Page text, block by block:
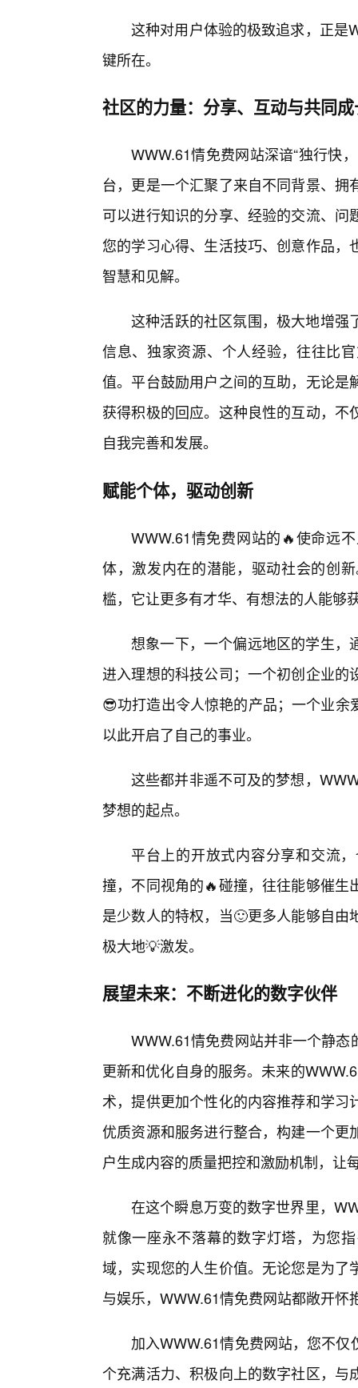
这种对用户体验的极致追求，正是
键所在。
社区的力量：分享、互动与共同
WWW.61情免费网站深谙“独行快
台，更是一个汇聚了来自不同背景、
可以进行知识的分享、经验的交流、
您的学习心得、生活技巧、创意作品
智慧和见解。
这种活跃的社区氛围，极大地增强
信息、独家资源、个人经验，往往比
值。平台鼓励用户之间的互助，无论
获得积极的回应。这种良性的互动，
自我完善和发展。
赋能个体，驱动创新
WWW.61情免费网站的🔥使命远
体，激发内在的潜能，驱动社会的创
槛，它让更多有才华、有想法的人能够
想象一下，一个偏远地区的学生，
进入理想的科技公司；一个初创企业
😎功打造出令人惊艳的产品；一个业
以此开启了自己的事业。
这些都并非遥不可及的梦想，
梦想的起点。
平台上的开放式内容分享和交流
撞，不同视角的🔥碰撞，往往能够催
是少数人的特权，当🙂更多人能够自
极大地💡激发。
展望未来：不断进化的数字伙伴
WWW.61情免费网站并非一个静
更新和优化自身的服务。未来的
术，提供更加个性化的内容推荐和学
优质资源和服务进行整合，构建一个
户生成内容的质量把控和激励机制，让
在这个瞬息万变的数字世界里，
就像一座永不落幕的数字灯塔，为您
域，实现您的人生价值。无论您是为
与娱乐，WWW.61情免费网站都敞开怀
加入WWW.61情免费网站，您不
个充满活力、积极向上的数字社区，